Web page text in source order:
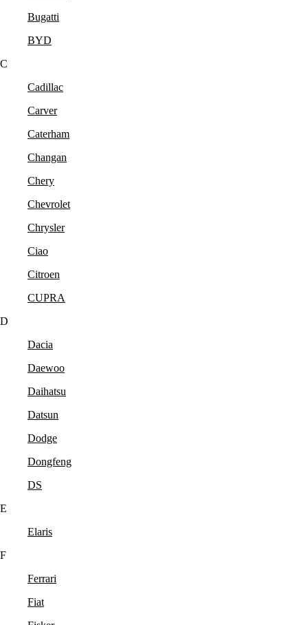
Bugatti
BYD
C
Cadillac
Carver
Caterham
Changan
Chery
Chevrolet
Chrysler
Ciao
Citroen
CUPRA
D
Dacia
Daewoo
Daihatsu
Datsun
Dodge
Dongfeng
DS
E
Elaris
F
Ferrari
Fiat